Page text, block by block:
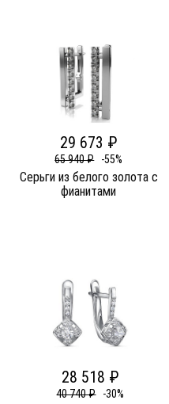
29 673 ₽
65 940 ₽ -55%
Серьги из белого золота c
фианитами
28 518 ₽
40 740 ₽ -30%